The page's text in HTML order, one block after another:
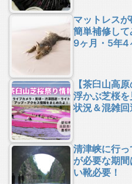
マットレス
簡単補修し
9ヶ月・5年4
【茶臼山高
浮かぶ芝桜
状況＆混雑
清津峡に行
が必要な期
い靴必要！